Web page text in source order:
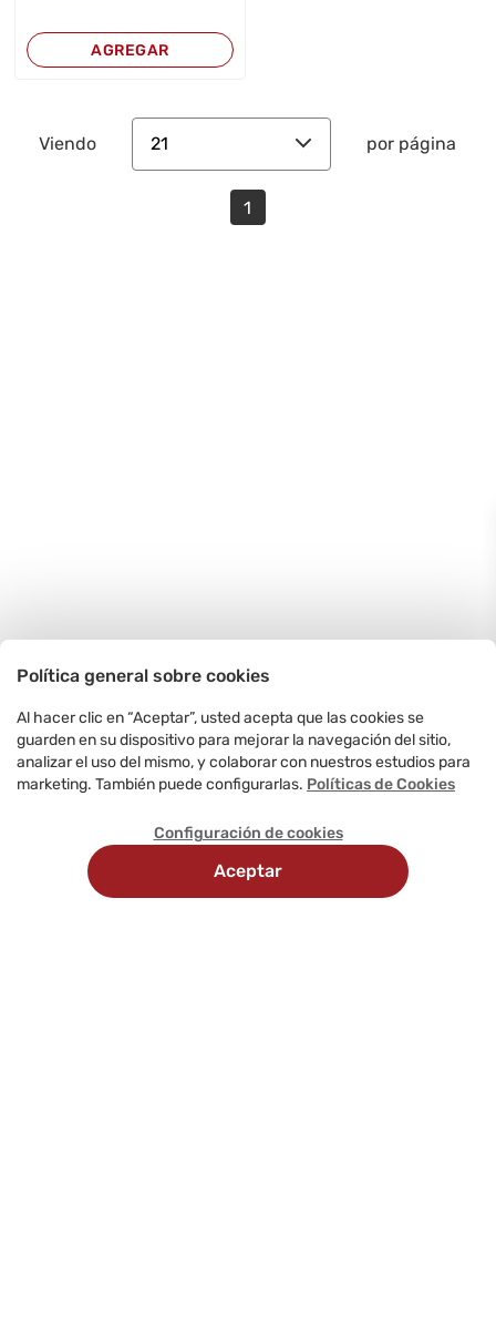
AGREGAR
Viendo 21 por página
1
Política general sobre cookies
Al hacer clic en “Aceptar”, usted acepta que las cookies se
guarden en su dispositivo para mejorar la navegación del sitio,
analizar el uso del mismo, y colaborar con nuestros estudios para
marketing. También puede configurarlas. Políticas de Cookies
Configuración de cookies
Aceptar